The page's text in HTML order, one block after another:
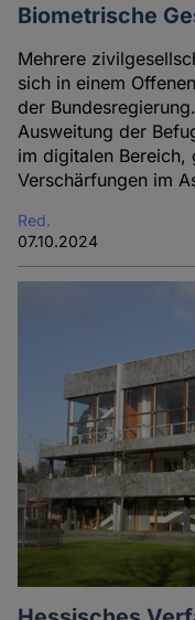
Biometrische
Mehrere
sich in einem
der
Ausweitung der
im digitalen Bereich,
Verschärfungen im
Red.
07.10.2024